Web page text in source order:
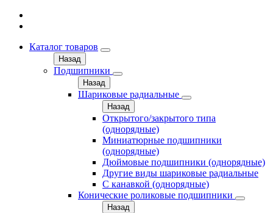
Каталог товаров
Назад
Подшипники
Назад
Шариковые радиальные
Назад
Открытого/закрытого типа
(однорядные)
Миниатюрные подшипники
(однорядные)
Дюймовые подшипники (однорядные)
Другие виды шариковые радиальные
С канавкой (однорядные)
Конические роликовые подшипники
Назад